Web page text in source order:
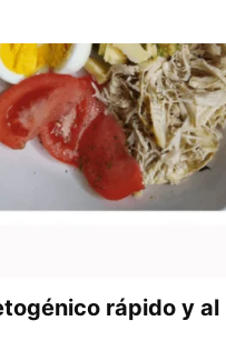
rápido y